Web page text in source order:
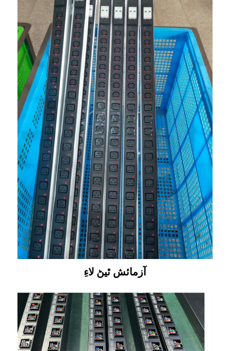
آزمائش ٿيڻ لاءِ